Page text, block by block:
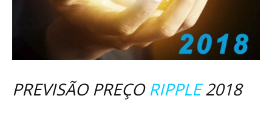
PREVISÃO PREÇORIPPLE2018